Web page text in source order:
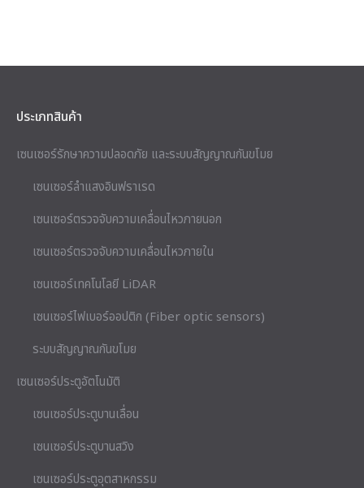
ประเภทสินค้า
เซนเซอร์รักษาความปลอดภัย และระบบสัญญาณกันขโมย
เซนเซอร์ลำแสงอินฟราเรด
เซนเซอร์ตรวจจับความเคลื่อนไหวภายนอก
เซนเซอร์ตรวจจับความเคลื่อนไหวภายใน
เซนเซอร์เทคโนโลยี LiDAR
เซนเซอร์ไฟเบอร์ออปติก (Fiber optic sensors)
ระบบสัญญาณกันขโมย
เซนเซอร์ประตูอัตโนมัติ
เซนเซอร์ประตูบานเลื่อน
เซนเซอร์ประตูบานสวิง
เซนเซอร์ประตูอุตสาหกรรม